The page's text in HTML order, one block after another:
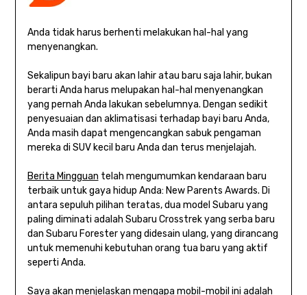
Anda tidak harus berhenti melakukan hal-hal yang
menyenangkan.
Sekalipun bayi baru akan lahir atau baru saja lahir, bukan
berarti Anda harus melupakan hal-hal menyenangkan
yang pernah Anda lakukan sebelumnya. Dengan sedikit
penyesuaian dan aklimatisasi terhadap bayi baru Anda,
Anda masih dapat mengencangkan sabuk pengaman
mereka di SUV kecil baru Anda dan terus menjelajah.
Berita Mingguan telah mengumumkan kendaraan baru
terbaik untuk gaya hidup Anda: New Parents Awards. Di
antara sepuluh pilihan teratas, dua model Subaru yang
paling diminati adalah Subaru Crosstrek yang serba baru
dan Subaru Forester yang didesain ulang, yang dirancang
untuk memenuhi kebutuhan orang tua baru yang aktif
seperti Anda.
Saya akan menjelaskan mengapa mobil-mobil ini adalah